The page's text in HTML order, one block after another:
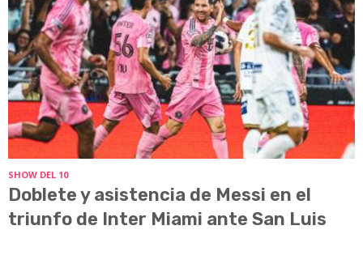
SHOW DEL 10
Doblete y asistencia de Messi en el
triunfo de Inter Miami ante San Luis